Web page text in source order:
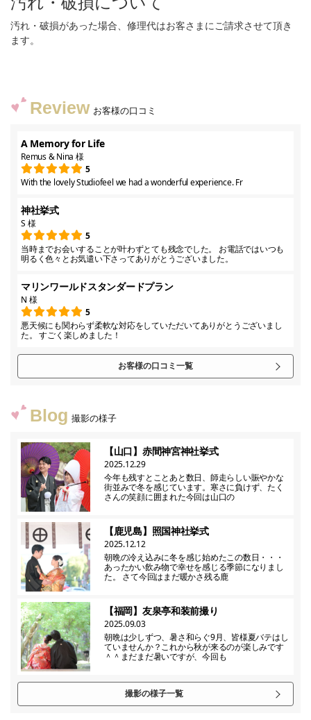
汚れ・破損があった場合、修理代はお客さまにご請求させて頂き
ます。
Review お客様の口コミ
A Memory for Life
Remus & Nina 様
5
With the lovely Studiofeel we had a wonderful experience. Fr
神社挙式
S 様
5
当時までお会いすることが叶わずとても残念でした。 お電話ではいつも
明るく色々とお気遣い下さってありがとうございました。
マリンワールドスタンダードプラン
N 様
5
悪天候にも関わらず柔軟な対応をしていただいてありがとうございまし
た。 すごく楽しめました！
お客様の口コミ一覧
Blog 撮影の様子
【山口】赤間神宮神社挙式
2025.12.29
今年も残すとことあと数日、師走らしい賑やかな
街並みで冬を感じています。寒さに負けず、たく
さんの笑顔に囲まれた今回は山口の
【鹿児島】照国神社挙式
2025.12.12
朝晩の冷え込みに冬を感じ始めたこの数日・・・
あったかい飲み物で幸せを感じる季節になりまし
た。 さて今回はまだ暖かさ残る鹿
【福岡】友泉亭和装前撮り
2025.09.03
朝晩は少しずつ、暑さ和らぐ9月、皆様夏バテはし
ていませんか？これから秋が来るのが楽しみです
＾＾まだまだ暑いですが、今回も
撮影の様子一覧